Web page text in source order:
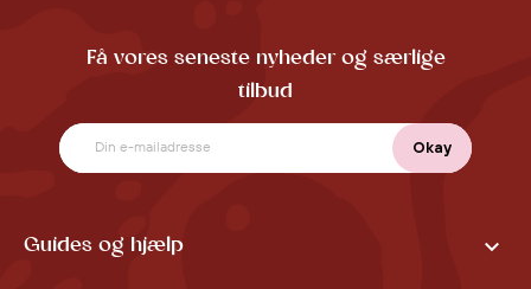
Få vores seneste nyheder og særlige
tilbud
Guides og hjælp 